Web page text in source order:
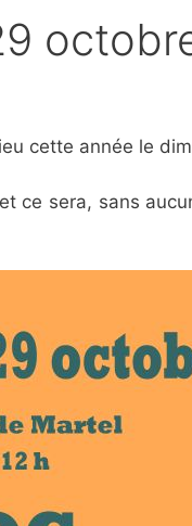
cette année le
ce sera, sans